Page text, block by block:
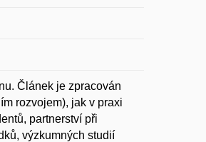
Článek je zpracován
rozvojem), jak v praxi
partnerství při
výzkumných studií